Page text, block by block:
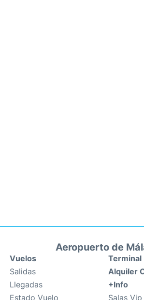
Aeropuerto de
Vuelos
Salidas
Llegadas
Estado Vuelo
Terminal
Alquiler
+Info
Salas Vip